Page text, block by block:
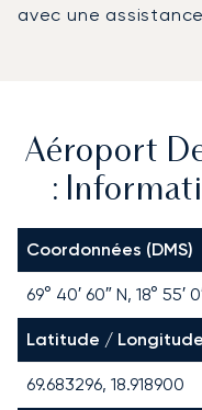
avec une
Aéroport
:
Coordonnées (DMS)
69° 40′ 60″ N, 18° 55′
Latitude / Longitude
69.683296, 18.918900